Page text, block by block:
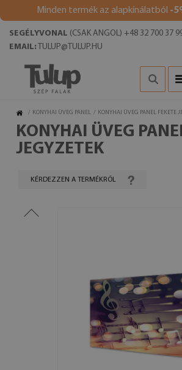
Minden termék az alapkínálatból -
SEGÉLYVONAL (CSAK ANGOL) +48 32 700 37
EMAIL: TULUP@TULUP.HU
/ KONYHAI ÜVEG PANEL / KONYHAI ÜVEG PANEL FEKETE
KONYHAI ÜVEG
JEGYZETEK
KÉRDEZZEN A TERMÉKRŐL